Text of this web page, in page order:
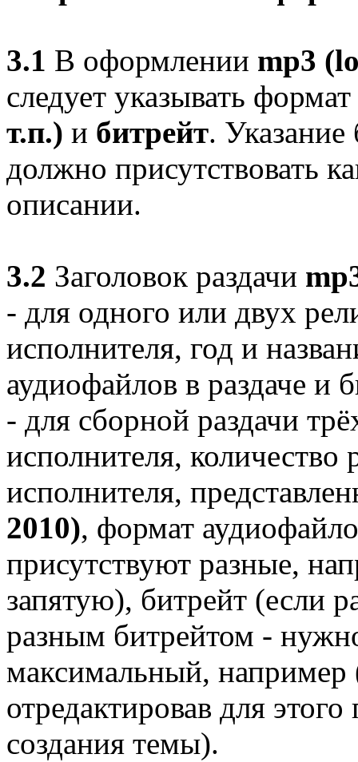
3.1 В оформлении mp3
следует указывать
т.п.) и битрейт.
должно присутствовать
описании.
3.2 Заголовок раздачи
- для одного или двух
исполнителя, год и
аудиофайлов в раздаче и
- для сборной раздачи
исполнителя, количество
исполнителя,
2010), формат
присутствуют разные,
запятую), битрейт (если
разным битрейтом -
максимальный, например
отредактировав для
создания темы).